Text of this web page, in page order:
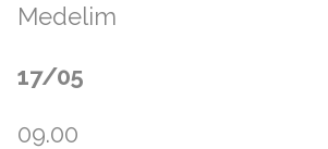
Medelim
17/05
09.00